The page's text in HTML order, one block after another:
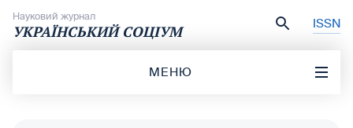
Науковий журнал
УКРАЇНСЬКИЙ СОЦІУМ ISSN
МЕНЮ